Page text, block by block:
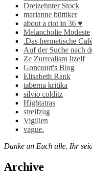
Dreizehnter Stock
marianne büttiker
about a riot in 36 ♥
Melancholie Modeste
.Das hermetische
Auf der Suche nach
Ze Zurrealism Itzelf
Goncourt's Blog
Elisabeth Rank
taberna kritika
silvio colditz
Hightatras
streifzug
Vigilien
vague.
Danke an Euch alle. Ihr
Archive